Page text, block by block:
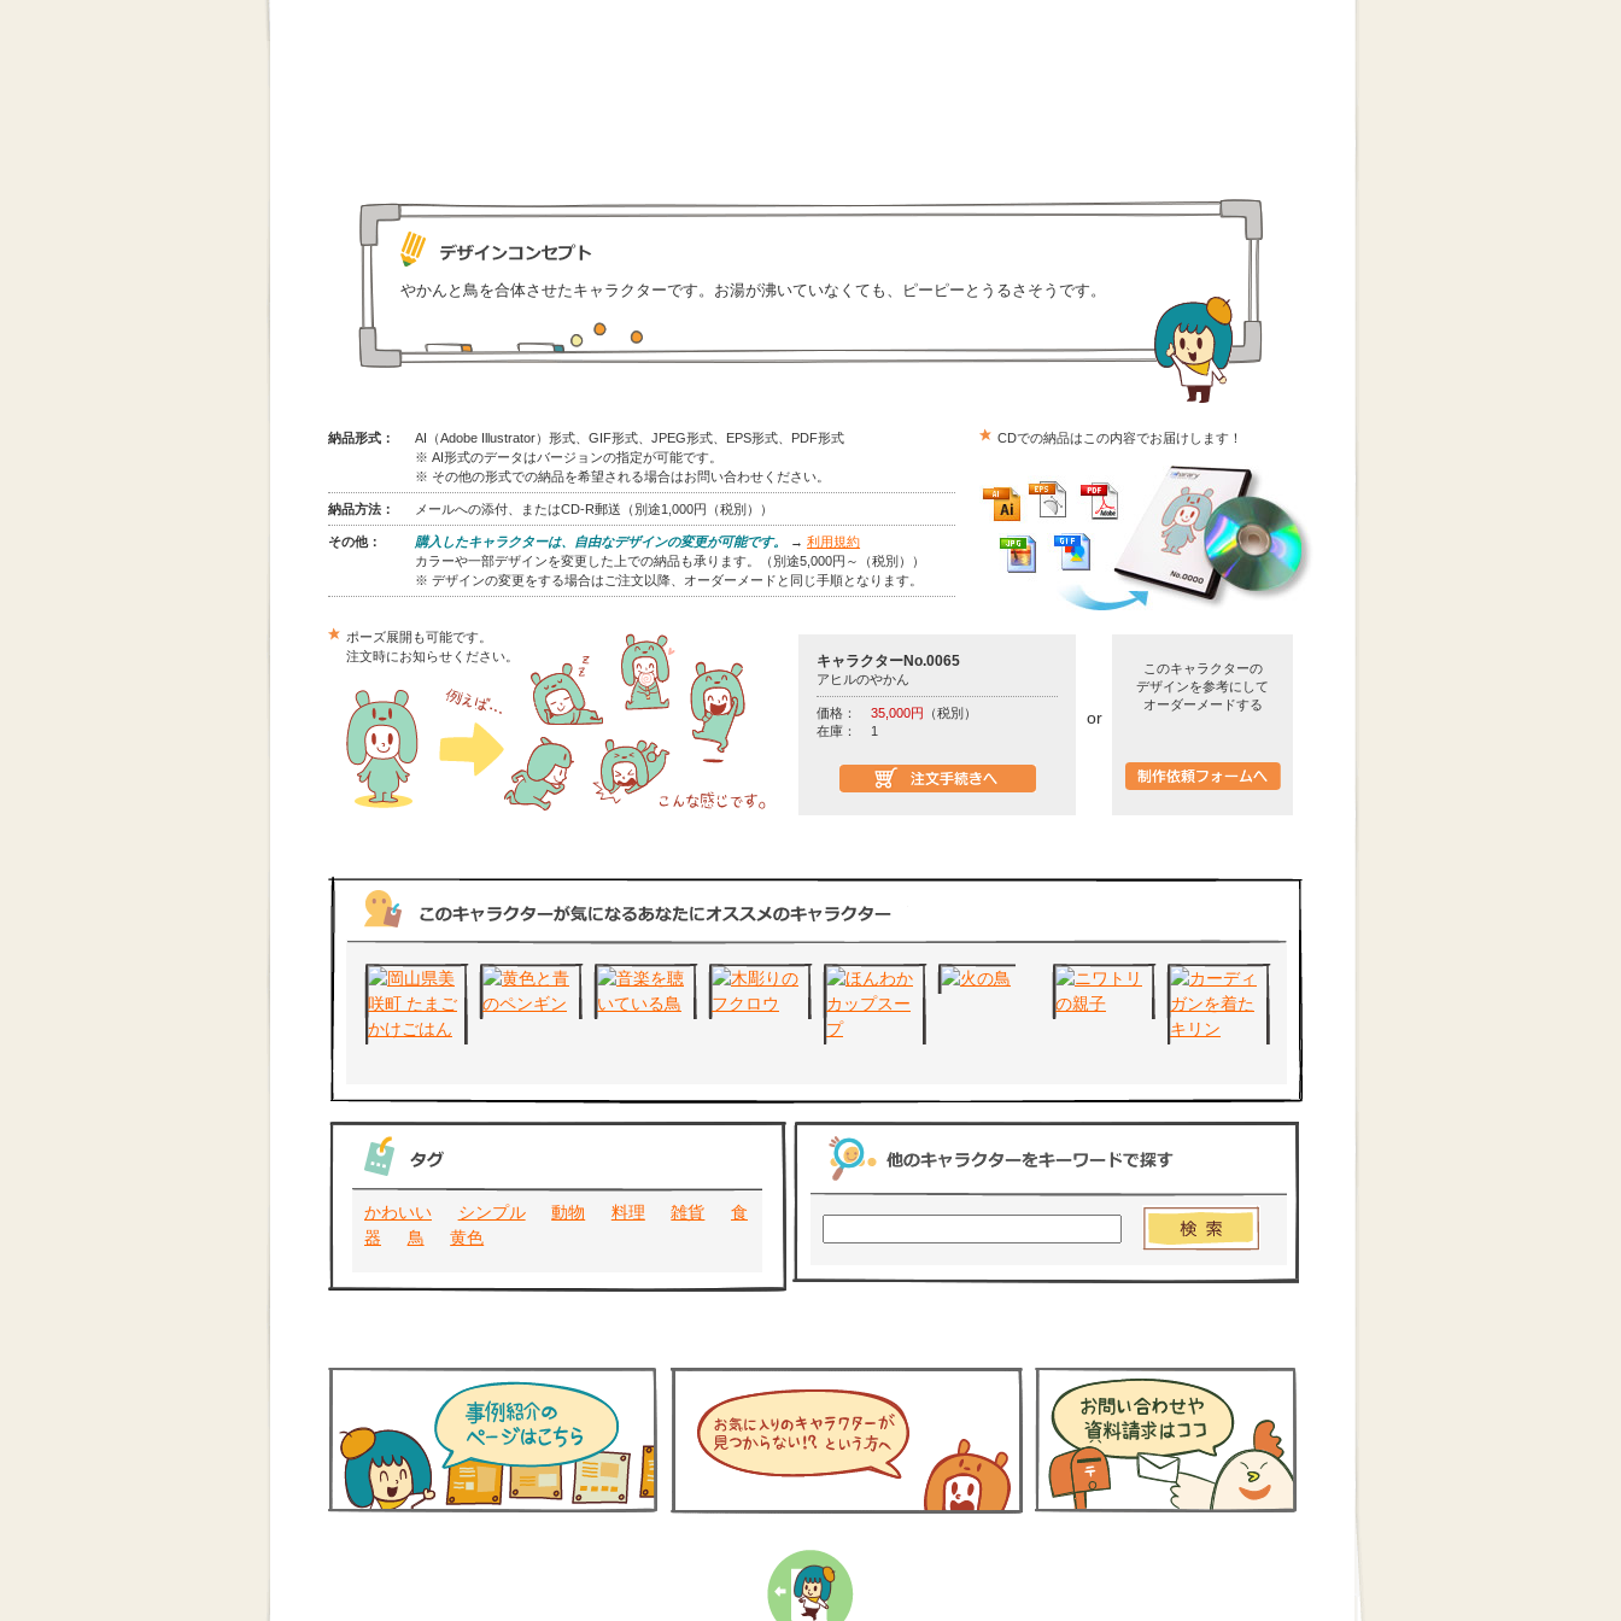
やかんと鳥を合体させたキャラクターです。お湯が沸いていなくても、ピーピーとうるさそうです。
納品形式：
AI（Adobe Illustrator）形式、GIF形式、JPEG形式、EPS形式、PDF形式
※ AI形式のデータはバージョンの指定が可能です。
※ その他の形式での納品を希望される場合はお問い合わせください。
納品方法： メールへの添付、またはCD-R郵送（別途1,000円（税別））
その他： 購入したキャラクターは、自由なデザインの変更が可能です。 →利用規約
カラーや一部デザインを変更した上での納品も承ります。（別途5,000円～（税別））
※ デザインの変更をする場合はご注文以降、オーダーメードと同じ手順となります。
CDでの納品はこの内容でお届けします！
ポーズ展開も可能です。
注文時にお知らせください。
キャラクターNo.0065
アヒルのやかん
価格： 35,000円 （税別）
在庫：
1
or
このキャラクターの
デザインを参考にして
オーダーメードする
かわいい シンプル 動物 料理 雑貨
食
器
鳥 黄色